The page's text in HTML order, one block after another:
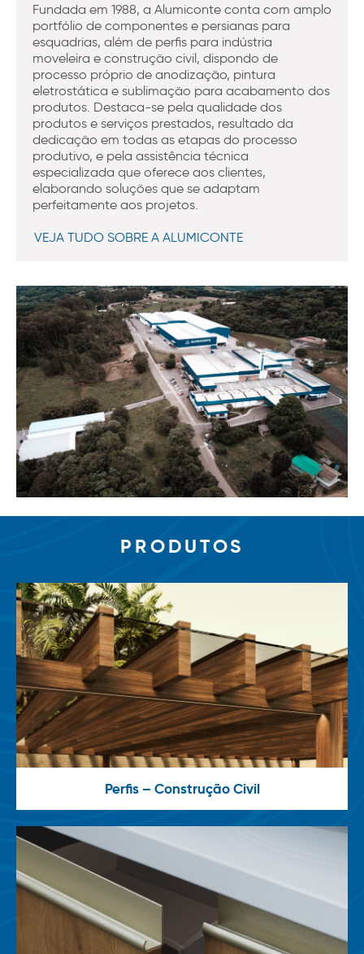
Fundada em 1988, a Alumiconte conta com amplo
portfólio de componentes e persianas para
esquadrias, além de perfis para indústria
moveleira e construção civil, dispondo de
processo próprio de anodização, pintura
eletrostática e sublimação para acabamento dos
produtos. Destaca-se pela qualidade dos
produtos e serviços prestados, resultado da
dedicação em todas as etapas do processo
produtivo, e pela assistência técnica
especializada que oferece aos clientes,
elaborando soluções que se adaptam
perfeitamente aos projetos.
VEJA TUDO SOBRE A ALUMICONTE
PRODUTOS
Perfis – Construção Civil